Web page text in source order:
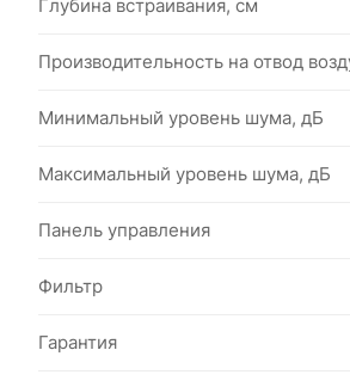
Глубина встраивания, см
Производительность на отвод
Минимальный уровень шума, дБ
Максимальный уровень шума, дБ
Панель управления
Фильтр
Гарантия